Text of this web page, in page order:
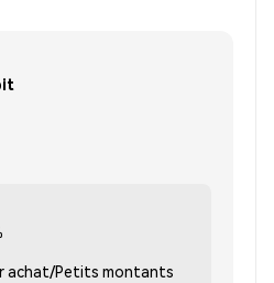
achat/Petits montants